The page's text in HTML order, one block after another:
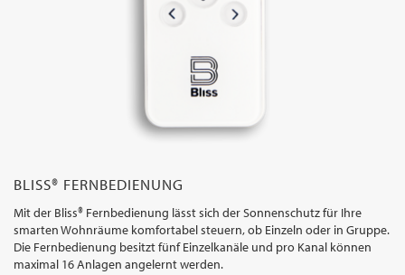
BLISS® FERNBEDIENUNG
Mit der Bliss® Fernbedienung lässt sich der Sonnenschutz für Ihre
smarten Wohnräume komfortabel steuern, ob Einzeln oder in Gruppe.
Die Fernbedienung besitzt fünf Einzelkanäle und pro Kanal können
maximal 16 Anlagen angelernt werden.